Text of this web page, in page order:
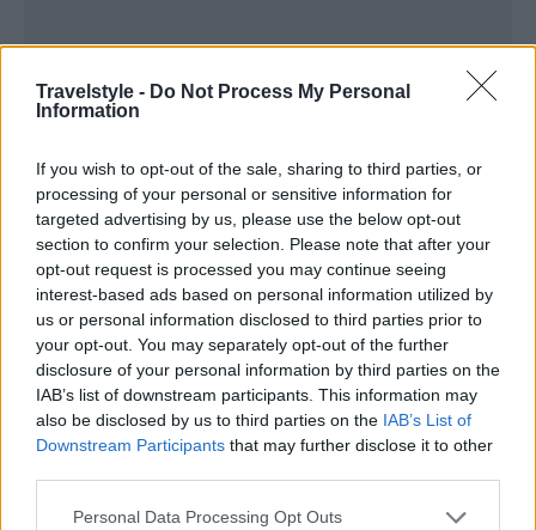
Travelstyle - Do Not Process My Personal
Information
If you wish to opt-out of the sale, sharing to third parties, or
processing of your personal or sensitive information for
targeted advertising by us, please use the below opt-out
section to confirm your selection. Please note that after your
opt-out request is processed you may continue seeing
interest-based ads based on personal information utilized by
us or personal information disclosed to third parties prior to
your opt-out. You may separately opt-out of the further
disclosure of your personal information by third parties on the
IAB’s list of downstream participants. This information may
also be disclosed by us to third parties on the IAB’s List of
Downstream Participants that may further disclose it to other
Please note that this website/app uses one or more Google
Personal Data Processing Opt Outs